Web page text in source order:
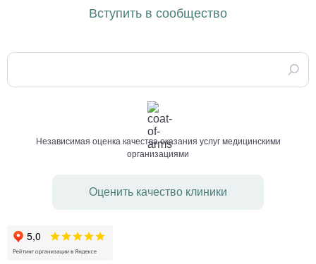
Вступить в сообщество
Независимая оценка качества оказания услуг медицинскими
организациями
Оценить качество клиники